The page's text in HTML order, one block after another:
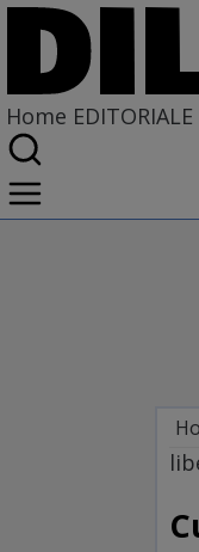
Home